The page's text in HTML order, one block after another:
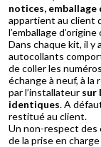
notices, emballage
appartient au client
l’emballage
Dans chaque kit, il y
autocollants
de coller les
échange à neuf, à la
par l’installateur sur
identiques. A
restitué au client.
Un non-respect des
de la prise en